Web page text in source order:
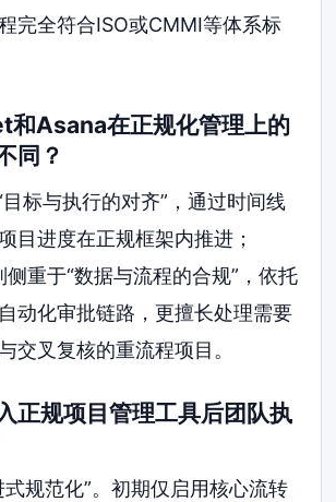
完全符合ISO或CMMI等体系标
Asana在正规化管理上的
同？
标与执行的对齐”，通过时间线
目进度在正规框架内推进；
重于“数据与流程的合规”，依托
动化审批链路，更擅长处理需要
交叉复核的重流程项目。
正规项目管理工具后团队执
式规范化”。初期仅启用核心流转